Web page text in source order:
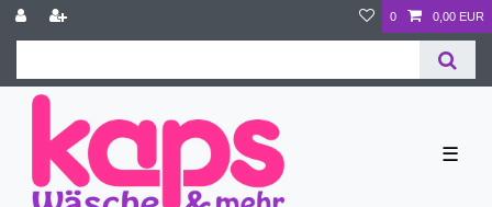
0 0,00 EUR
☰